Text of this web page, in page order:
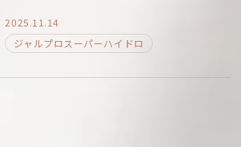
2025.11.14
ジャルプロスーパーハイドロ